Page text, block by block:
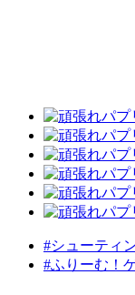
#シューティ
#ふりーむ！